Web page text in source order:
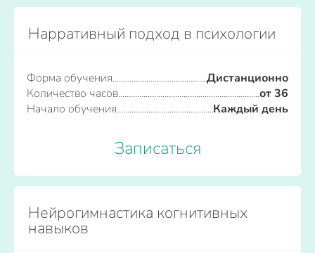
Нарративный подход в психологии
Форма обучения
Дистанционно
Количество часов
от 36
Начало обучения
Каждый день
Записаться
Нейрогимнастика когнитивных
навыков